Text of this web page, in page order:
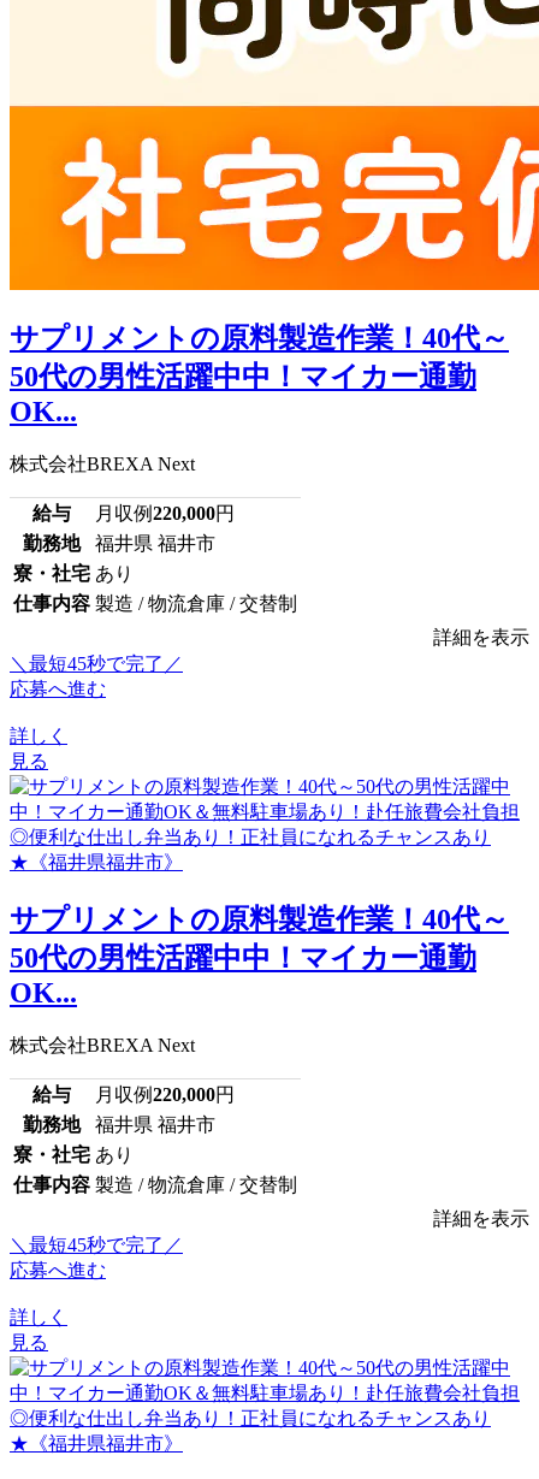
サプリメントの原料製造作業！40代～
50代の男性活躍中中！マイカー通勤
OK...
株式会社BREXA Next
給与 月収例220,000円
勤務地
福井県 福井市
寮・社宅 あり
仕事内容 製造 / 物流倉庫 / 交替制
詳細を表示
＼最短45秒で完了／
応募へ進む
詳しく
見る
サプリメントの原料製造作業！40代～
50代の男性活躍中中！マイカー通勤
OK...
株式会社BREXA Next
給与 月収例220,000円
勤務地
福井県 福井市
寮・社宅 あり
仕事内容 製造 / 物流倉庫 / 交替制
詳細を表示
＼最短45秒で完了／
応募へ進む
詳しく
見る